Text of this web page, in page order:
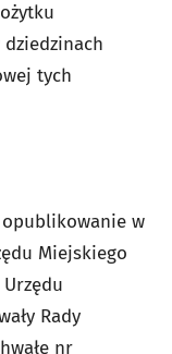
tych
w
Miejskiego
Rady
nr